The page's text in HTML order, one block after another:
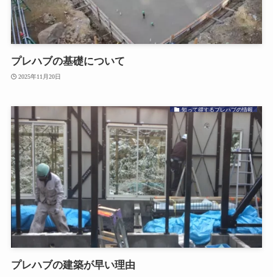
プレハブの基礎について
2025年11月20日
知って得するプレハブの情報
プレハブの建築が早い理由